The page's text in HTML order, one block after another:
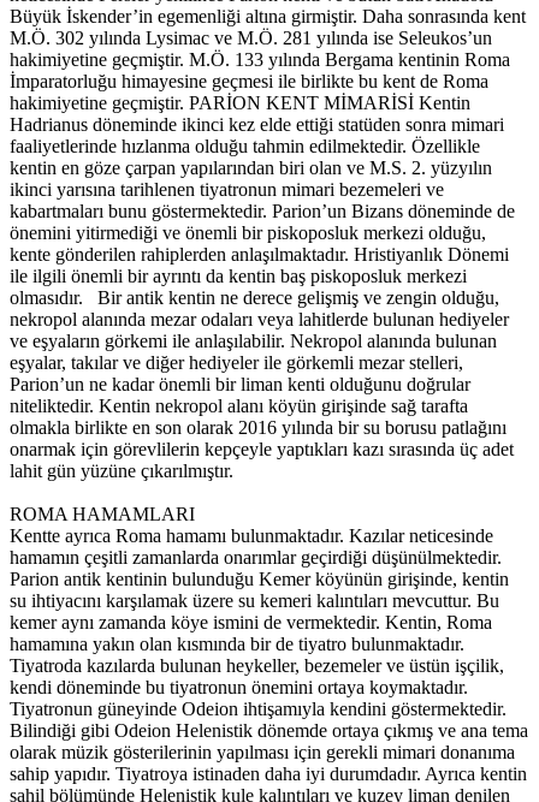
Büyük İskender’in egemenliği altına girmiştir. Daha sonrasında kent
M.Ö. 302 yılında Lysimac ve M.Ö. 281 yılında ise Seleukos’un
hakimiyetine geçmiştir. M.Ö. 133 yılında Bergama kentinin Roma
İmparatorluğu himayesine geçmesi ile birlikte bu kent de Roma
hakimiyetine geçmiştir. PARİON KENT MİMARİSİ Kentin
Hadrianus döneminde ikinci kez elde ettiği statüden sonra mimari
faaliyetlerinde hızlanma olduğu tahmin edilmektedir. Özellikle
kentin en göze çarpan yapılarından biri olan ve M.S. 2. yüzyılın
ikinci yarısına tarihlenen tiyatronun mimari bezemeleri ve
kabartmaları bunu göstermektedir. Parion’un Bizans döneminde de
önemini yitirmediği ve önemli bir piskoposluk merkezi olduğu,
kente gönderilen rahiplerden anlaşılmaktadır. Hristiyanlık Dönemi
ile ilgili önemli bir ayrıntı da kentin baş piskoposluk merkezi
olmasıdır. Bir antik kentin ne derece gelişmiş ve zengin olduğu,
nekropol alanında mezar odaları veya lahitlerde bulunan hediyeler
ve eşyaların görkemi ile anlaşılabilir. Nekropol alanında bulunan
eşyalar, takılar ve diğer hediyeler ile görkemli mezar stelleri,
Parion’un ne kadar önemli bir liman kenti olduğunu doğrular
niteliktedir. Kentin nekropol alanı köyün girişinde sağ tarafta
olmakla birlikte en son olarak 2016 yılında bir su borusu patlağını
onarmak için görevlilerin kepçeyle yaptıkları kazı sırasında üç adet
lahit gün yüzüne çıkarılmıştır.
ROMA HAMAMLARI
Kentte ayrıca Roma hamamı bulunmaktadır. Kazılar neticesinde
hamamın çeşitli zamanlarda onarımlar geçirdiği düşünülmektedir.
Parion antik kentinin bulunduğu Kemer köyünün girişinde, kentin
su ihtiyacını karşılamak üzere su kemeri kalıntıları mevcuttur. Bu
kemer aynı zamanda köye ismini de vermektedir. Kentin, Roma
hamamına yakın olan kısmında bir de tiyatro bulunmaktadır.
Tiyatroda kazılarda bulunan heykeller, bezemeler ve üstün işçilik,
kendi döneminde bu tiyatronun önemini ortaya koymaktadır.
Tiyatronun güneyinde Odeion ihtişamıyla kendini göstermektedir.
Bilindiği gibi Odeion Helenistik dönemde ortaya çıkmış ve ana tema
olarak müzik gösterilerinin yapılması için gerekli mimari donanıma
sahip yapıdır. Tiyatroya istinaden daha iyi durumdadır. Ayrıca kentin
sahil bölümünde Helenistik kule kalıntıları ve kuzey liman denilen